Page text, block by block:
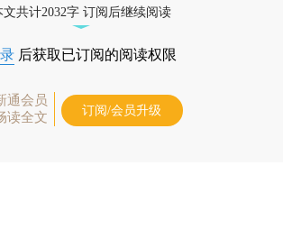
文共计2032字 订阅后继续阅读
后获取已订阅的阅读权限
通会员
读全文
订阅/会员升级